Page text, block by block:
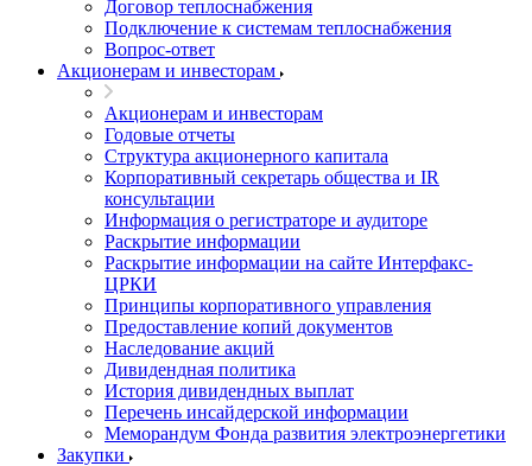
Договор теплоснабжения
Подключение к системам теплоснабжения
Вопрос-ответ
Акционерам и инвесторам
Акционерам и инвесторам
Годовые отчеты
Структура акционерного капитала
Корпоративный секретарь общества и IR
консультации
Информация о регистраторе и аудиторе
Раскрытие информации
Раскрытие информации на сайте Интерфакс-
ЦРКИ
Принципы корпоративного управления
Предоставление копий документов
Наследование акций
Дивидендная политика
История дивидендных выплат
Перечень инсайдерской информации
Меморандум Фонда развития электроэнергетики
Закупки